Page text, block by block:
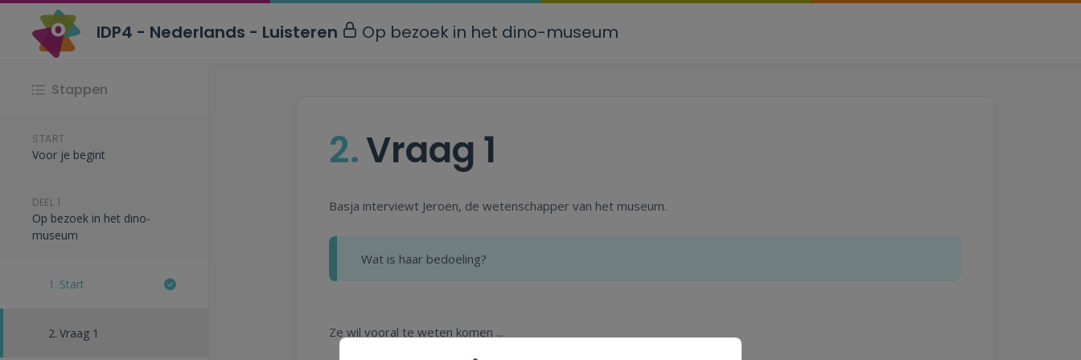
Stappen
START
Voor je begint
DEEL 1
Op bezoek in het dino-
museum
1. Start
2. Vraag 1
2.Vraag 1
Basja interviewt Jeroen, de wetenschapper van het museum.
Wat is haar bedoeling?
Ze wil vooral te weten komen ...
IDP4 - Nederlands - Luisteren Op bezoek in het dino-museum